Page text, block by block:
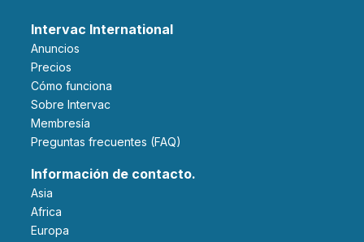
Intervac International
Anuncios
Precios
Cómo funciona
Sobre Intervac
Membresía
Preguntas frecuentes (FAQ)
Información de contacto.
Asia
Africa
Europa